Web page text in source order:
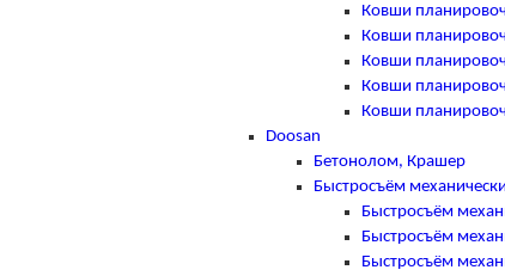
Ковши
Ковши
Ковши
Ковши
Ковши
Doosan
Бетонолом, Крашер
Быстросъём
Быстросъём
Быстросъём
Быстросъём